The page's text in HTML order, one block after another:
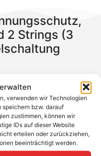
verwenden wir Technologien
speichern bzw. darauf
zustimmen, können wir
IDs auf dieser Website
erteilen oder zurückziehen,
beeinträchtigt werden.
2 Strings (3
0100-443 und 0100-
Box mit Typ II
Seite. Geeignet für
bis 1100 V DC
benötigt.